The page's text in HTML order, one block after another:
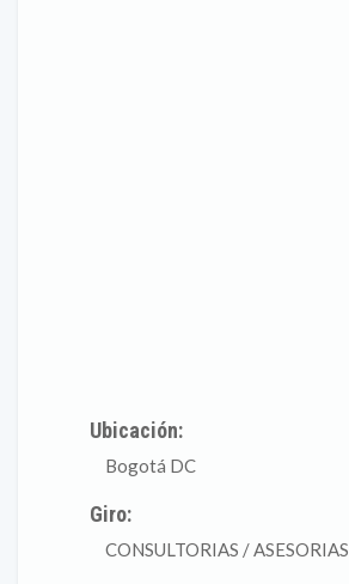
Ubicación:
Bogotá DC
Giro:
CONSULTORIAS / ASESORIAS